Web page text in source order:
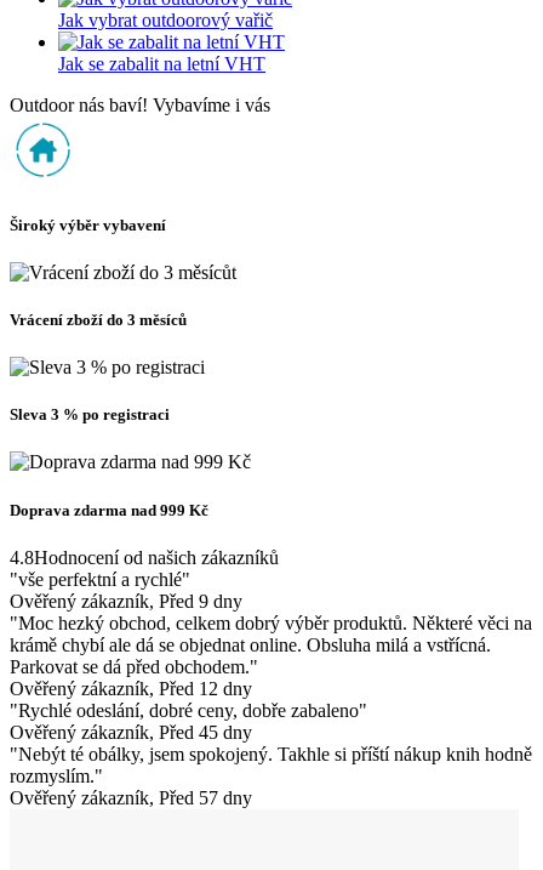
Jak vybrat outdoorový vařič
Jak se zabalit na letní VHT
Outdoor nás baví! Vybavíme i vás
Široký výběr vybavení
Vrácení zboží do 3 měsíců
Sleva 3 % po registraci
Doprava zdarma nad 999 Kč
4.8Hodnocení od našich zákazníků
"vše perfektní a rychlé"
Ověřený zákazník, Před 9 dny
"Moc hezký obchod, celkem dobrý výběr produktů. Některé věci na
krámě chybí ale dá se objednat online. Obsluha milá a vstřícná.
Parkovat se dá před obchodem."
Ověřený zákazník, Před 12 dny
"Rychlé odeslání, dobré ceny, dobře zabaleno"
Ověřený zákazník, Před 45 dny
"Nebýt té obálky, jsem spokojený. Takhle si příští nákup knih hodně
rozmyslím."
Ověřený zákazník, Před 57 dny